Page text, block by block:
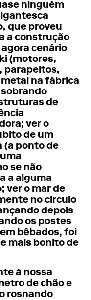
ninguém
que proveu
a construção
cenário
(motores,
parapeitos,
na fábrica
de
ver o
de um
(a ponto de
se não
a alguma
ver o mar de
no círculo
depois
os postes
bêbados, foi
mais bonito de
à nossa
de chão e
rosnando